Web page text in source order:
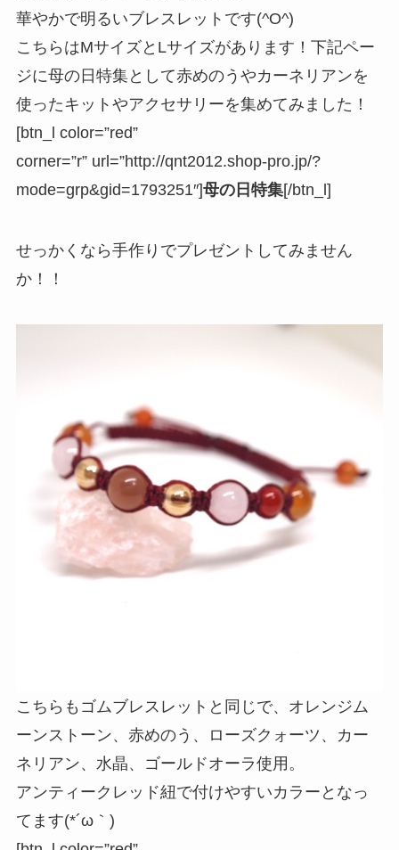
華やかで明るいブレスレットです(^O^)
こちらはMサイズとLサイズがあります！下記ペー
ジに母の日特集として赤めのうやカーネリアンを
使ったキットやアクセサリーを集めてみました！
[btn_l color=”red”
corner=”r” url=”http://qnt2012.shop-pro.jp/?
mode=grp&gid=1793251″]母の日特集[/btn_l]
せっかくなら手作りでプレゼントしてみません
か！！
こちらもゴムブレスレットと同じで、オレンジム
ーンストーン、赤めのう、ローズクォーツ、カー
ネリアン、水晶、ゴールドオーラ使用。
アンティークレッド紐で付けやすいカラーとなっ
てます(*´ω｀)